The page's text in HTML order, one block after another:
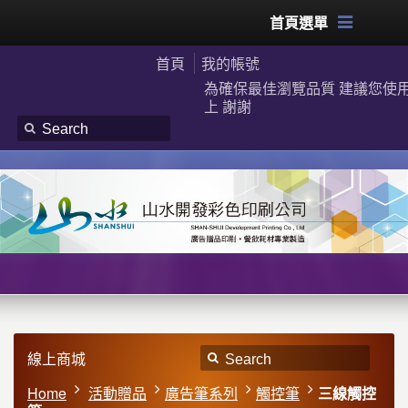
首頁選單
首頁
我的帳號
為確保最佳瀏覽品質 建議您使
上 謝謝
線上商城
Home
活動贈品 廣告筆系列 觸控筆
三線觸控